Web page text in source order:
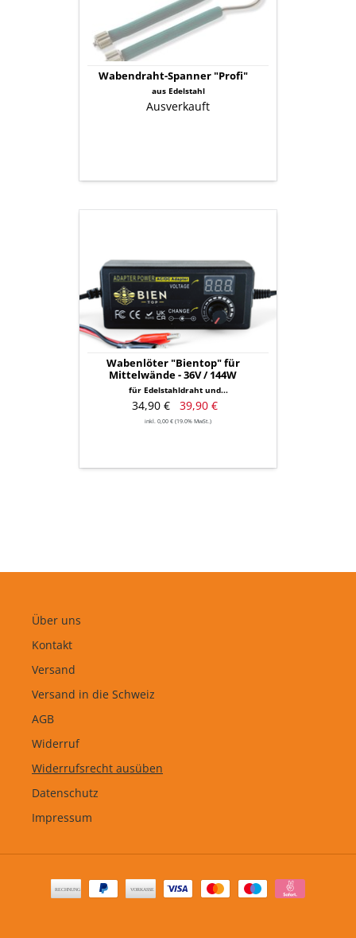
Wabendraht-Spanner "Profi"
aus Edelstahl
Ausverkauft
Mittelwände
36V
144W
Wabenlöter "Bientop" für
Mittelwände - 36V / 144W
für Edelstahldraht und...
34,90 € 39,90 €
inkl. 0,00 € (19.0% MwSt.)
Über uns
Kontakt
Versand
Versand in die Schweiz
AGB
Widerruf
Widerrufsrecht ausüben
Datenschutz
Impressum
Zahlungsarten